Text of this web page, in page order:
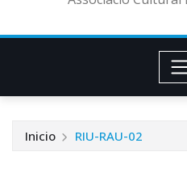
Inicio RIU-RAU-02